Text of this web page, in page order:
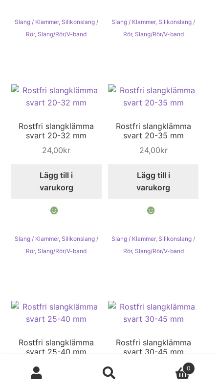
Slang / Klammer, Silikonslang /
Rör, Slang/Rör/V-band
Slang / Klammer, Silikonslang /
Rör, Slang/Rör/V-band
Rostfri slangklämma
svart 20-32 mm
24,00kr
Lägg till i
varukorg
Slang / Klammer, Silikonslang /
Rör, Slang/Rör/V-band
Rostfri slangklämma
svart 20-35 mm
24,00kr
Lägg till i
varukorg
Slang / Klammer, Silikonslang /
Rör, Slang/Rör/V-band
Rostfri slangklämma
svart 25-40 mm
Rostfri slangklämma
svart 30-45 mm
Produktsökning 0